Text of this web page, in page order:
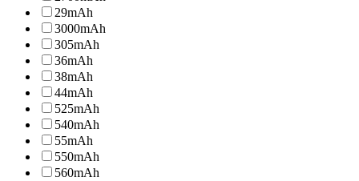
29mAh
3000mAh
305mAh
36mAh
38mAh
44mAh
525mAh
540mAh
55mAh
550mAh
560mAh